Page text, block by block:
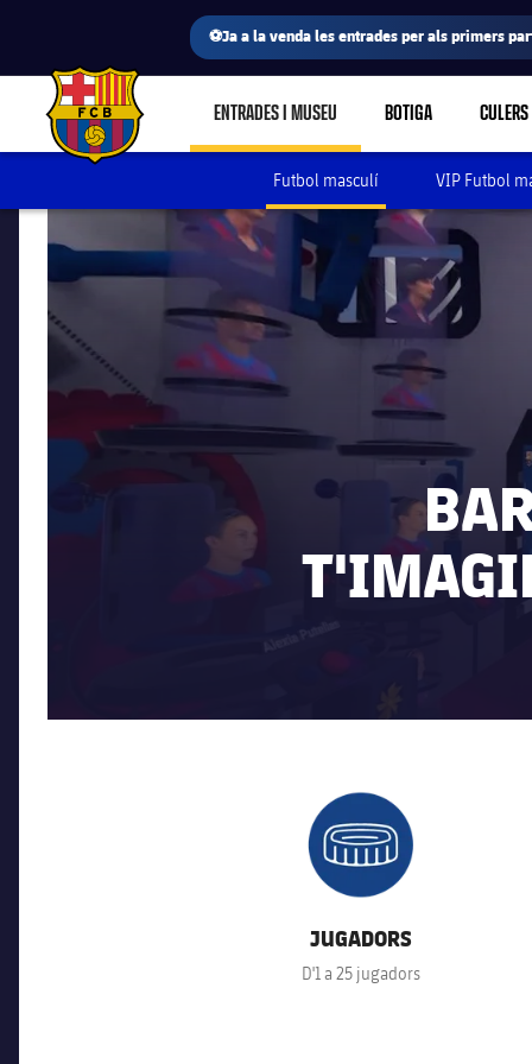
⚽Ja a la venda les entrades per als primers
FC Barcelona club badge ENTRADES I MUSEULABEL.SHARE.CARETDOWN
BOTIGA CULERS
Futbol masculí VIP Futbol
JUGADORS
D'1 a 25 jugadors